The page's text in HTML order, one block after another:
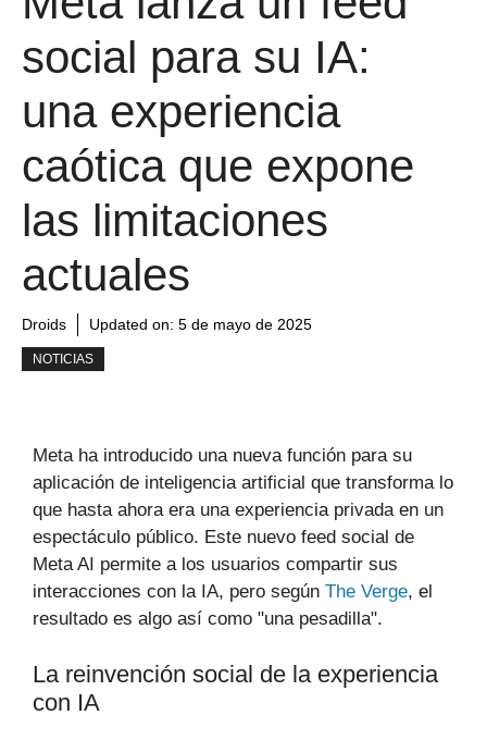
social para su IA:
una experiencia
caótica que expone
las limitaciones
actuales
Droids Updated on: 5 de mayo de 2025
NOTICIAS
Meta ha introducido una nueva función para su
aplicación de inteligencia artificial que transforma lo
que hasta ahora era una experiencia privada en un
espectáculo público. Este nuevo feed social de
Meta AI permite a los usuarios compartir sus
interacciones con la IA, pero según The Verge, el
resultado es algo así como "una pesadilla".
La reinvención social de la experiencia
con IA